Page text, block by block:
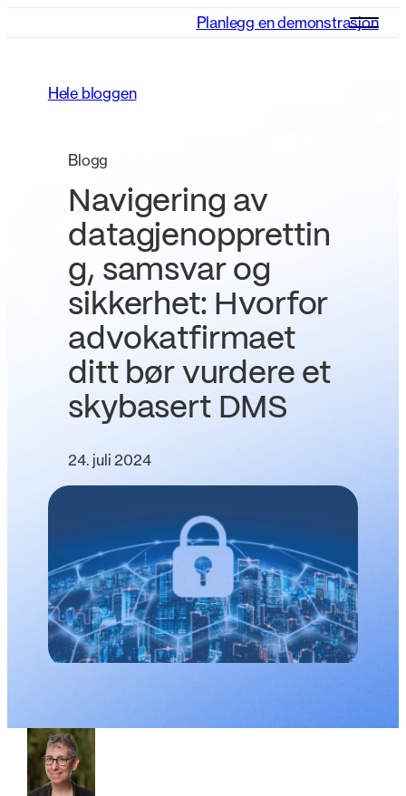
Planlegg en demonstrasjon
Hele bloggen
Blogg
Navigering av
datagjenopprettin
g, samsvar og
sikkerhet: Hvorfor
advokatfirmaet
ditt bør vurdere et
skybasert DMS
24. juli 2024